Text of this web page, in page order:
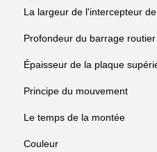
La largeur de l'intercepteur
Profondeur du barrage routier
Épaisseur de la plaque
Principe du mouvement
Le temps de la montée
Couleur